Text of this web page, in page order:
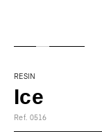
RESIN
Ice
Ref. 0516